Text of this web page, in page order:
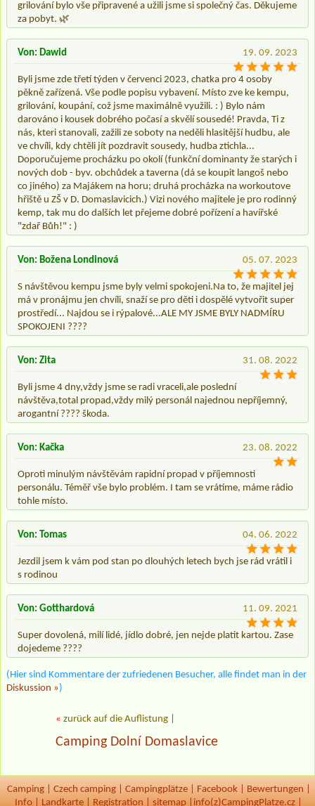
grilování bylo vše připravené a užili jsme si společný čas. Děkujeme
za pobyt. 🌿
19. 09. 2023
Von: Dawid
Byli jsme zde třetí týden v červenci 2023, chatka pro 4 osoby
pěkně zařízená. Vše podle popisu vybavení. Místo zve ke kempu,
grilování, koupání, což jsme maximálně využili. : ) Bylo nám
darováno i kousek dobrého počasí a skvělí sousedé! Pravda, Ti z
nás, kteri stanovali, zažili ze soboty na neděli hlasitější hudbu, ale
ve chvíli, kdy chtěli jít pozdravit sousedy, hudba ztichla...
Doporučujeme procházku po okolí (funkční dominanty že starých i
nových dob - byv. obchůdek a taverna (dá se koupit langoš nebo
co jiného) za Majákem na horu; druhá procházka na workoutove
hřiště u ZŠ v D. Domaslavicich.) Vizi nového majitele je pro rodinný
kemp, tak mu do dalších let přejeme dobré pořízení a havířské
"zdař Bůh!" : )
05. 07. 2023
Von: Božena Londinová
S návštěvou kempu jsme byly velmi spokojeni.Na to, že majitel jej
má v pronájmu jen chvíli, snaží se pro děti i dospělé vytvořit super
prostředí... Najdou se i rýpalové...ALE MY JSME BYLY NADMÍRU
SPOKOJENI ????
31. 08. 2022
Von: Zita
Byli jsme 4 dny,vždy jsme se radi vraceli,ale poslední
návštěva,total propad,vždy milý personál najednou nepříjemný,
arogantní ???? škoda.
23. 08. 2022
Von: Kačka
Oproti minulým návštěvám rapidní propad v příjemnosti
personálu. Téměř vše bylo problém. I tam se vrátíme, máme rádio
tohle místo.
04. 06. 2022
Von: Tomas
Jezdil jsem k vám pod stan po dlouhých letech bych jse rád vrátil i
s rodinou
11. 09. 2021
Von: Gotthardová
Super dovolená, milí lidé, jídlo dobré, jen nejde platit kartou. Zase
dojedeme ????
(Hier sind Kommentare der zufriedenen Besucher, alle findet man in der
Diskussion »)
« zurück auf die Auflistung
Camping Dolní Domaslavice
Camping Czech camping Campingplätze Facebook Bewertungen
Info
Landkarte Registration sitemap info(z)CampingPlatze.cz |